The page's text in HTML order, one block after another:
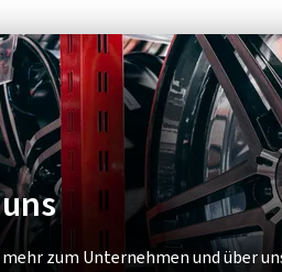
zum Unternehmen und über